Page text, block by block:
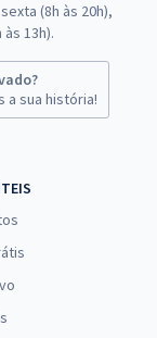
(8h às 20h),
13h).
a sua história!